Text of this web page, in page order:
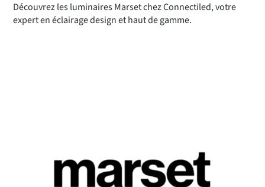
Découvrez les luminaires Marset chez Connectiled, votre
expert en éclairage design et haut de gamme.